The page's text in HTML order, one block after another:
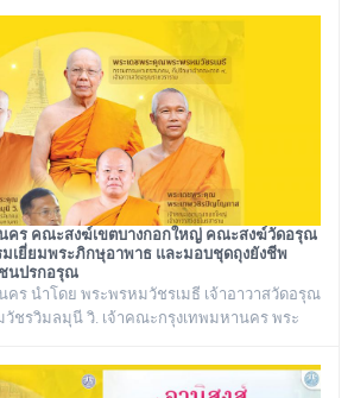
คร คณะสงฆ์เขตบางกอกใหญ่ คณะสงฆ์วัดอรุณ
มเยี่ยมพระภิกษุอาพาธ และมอบชุดถุงยังชีพ
ชนปรกอรุณ
ร นำโดย พระพรหมวัชรเมธี เจ้าอาวาสวัดอรุณ
วัชรวิมลมุนี วิ. เจ้าคณะกรุงเทพมหานคร พระ
ภรณ์ ดร. (ชุมพร นิติสาโร) เจ้าคณะแขวงวัด
ราราม นายเกียรติวิสุทธิ์ เพ็ชรหมื่นไวย ผู้อำนวย